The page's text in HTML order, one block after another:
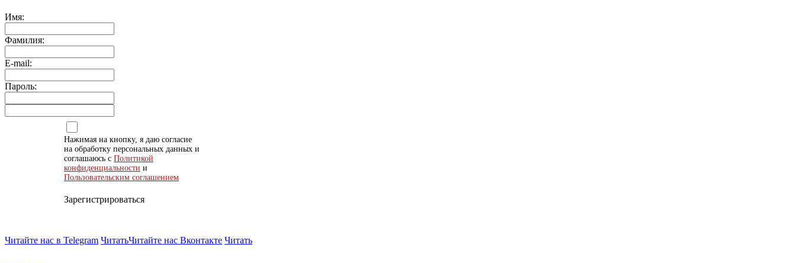
Имя:
Фамилия:
E-mail:
Пароль:
Нажимая на кнопку, я даю согласие
на обработку персональных данных и
соглашаюсь с Политикой
конфиденциальности и
Пользовательским соглашением
Зарегистрироваться
Читайте нас в Telegram ЧитатьЧитайте нас Вконтакте Читать